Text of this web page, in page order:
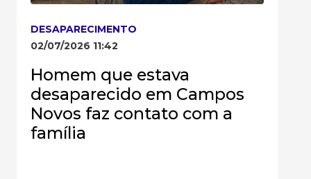
DESAPARECIMENTO
02/07/2026 11:42
Homem que estava
desaparecido em Campos
Novos faz contato com a
família